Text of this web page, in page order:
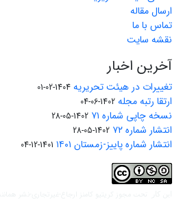
ارسال مقاله
تماس با ما
نقشه سایت
آخرین اخبار
تغییرات در هیئت تحریریه 1404-02-01
ارتقا رتبه مجله 1402-06-04
نسخه چاپی شماره ۷۱ 1402-05-28
انتشار شماره ۷۲ 1402-05-28
انتشار شماره پاییز-زمستان ۱۴۰۱ 1401-12-04